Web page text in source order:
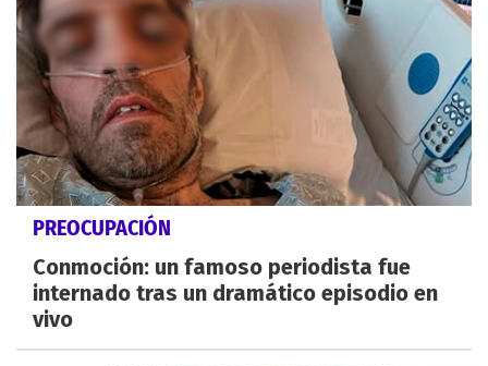
PREOCUPACIÓN
Conmoción: un famoso periodista fue
internado tras un dramático episodio en
vivo